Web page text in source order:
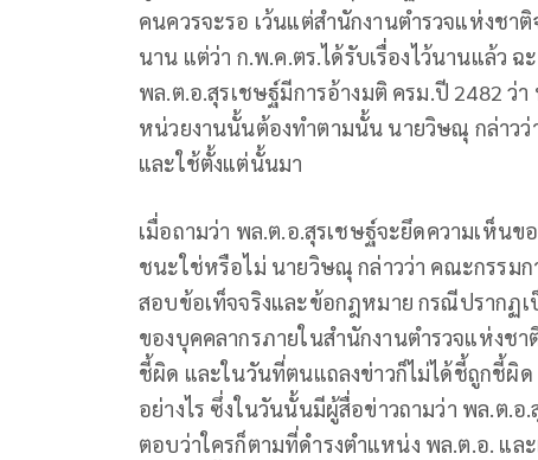
คนควรจะรอ เว้นแต่สำนักงานตำรวจแห่งชา
นาน แต่ว่า ก.พ.ค.ตร.ได้รับเรื่องไว้นานแล้ว
พล.ต.อ.สุรเชษฐ์มีการอ้างมติ ครม.ปี 2482
หน่วยงานนั้นต้องทำตามนั้น นายวิษณุ กล่าว
และใช้ตั้งแต่นั้นมา
เมื่อถามว่า พล.ต.อ.สุรเชษฐ์จะยึดความเห็น
ชนะใช่หรือไม่ นายวิษณุ กล่าวว่า คณะกรรม
สอบข้อเท็จจริงและข้อกฎหมาย กรณีปรากฏเ
ของบุคคลากรภายในสำนักงานตำรวจแห่งช
ชี้ผิด และในวันที่ตนแถลงข่าวก็ไม่ได้ชี้ถูกชี้ผิ
อย่างไร ซึ่งในวันนั้นมีผู้สื่อข่าวถามว่า พล.ต.
ตอบว่าใครก็ตามที่ดำรงตำแหน่ง พล.ต.อ. แล